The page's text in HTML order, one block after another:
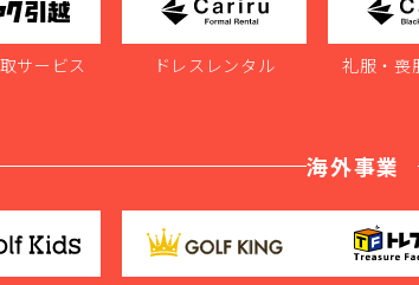
サービス ドレスレンタル 礼服・喪
海外事業